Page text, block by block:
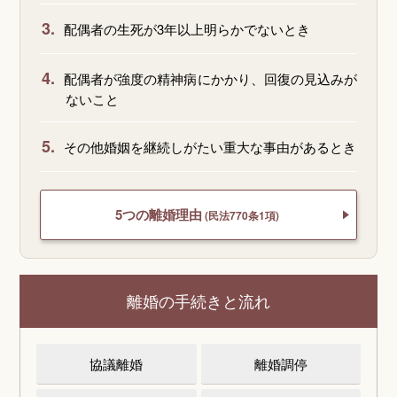
3. 配偶者の生死が3年以上明らかでないとき
4. 配偶者が強度の精神病にかかり、回復の見込みが
ないこと
5. その他婚姻を継続しがたい重大な事由があるとき
5つの離婚理由 (民法770条1項)
離婚の手続きと流れ
協議離婚 離婚調停